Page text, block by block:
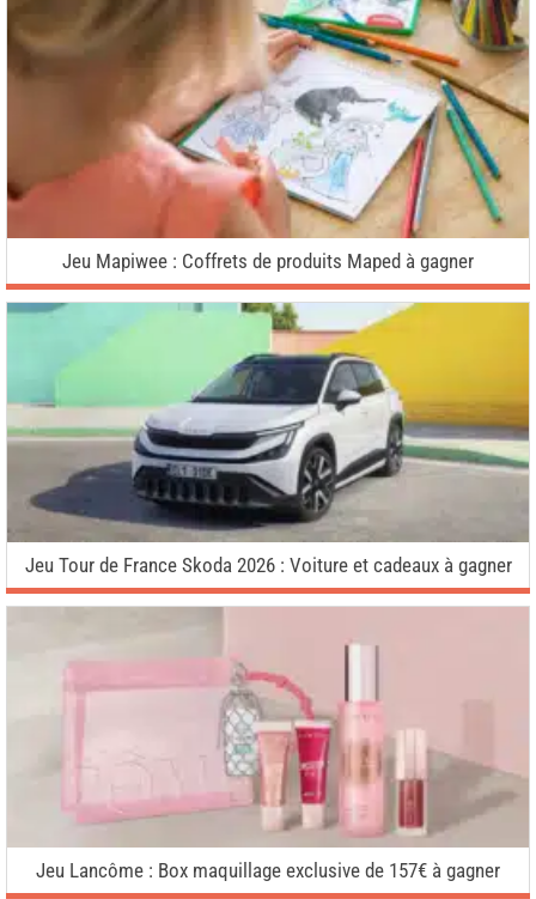
Jeu Mapiwee : Coffrets de produits Maped à gagner
Jeu Tour de France Skoda 2026 : Voiture et cadeaux à gagner
Jeu Lancôme : Box maquillage exclusive de 157€ à gagner